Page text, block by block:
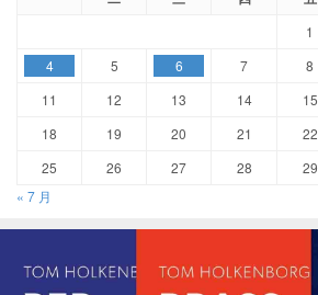
1
4
5 6 7 8
11
12 13 14 15
18
19 20 21 22
25
26 27 28 29
« 7 月